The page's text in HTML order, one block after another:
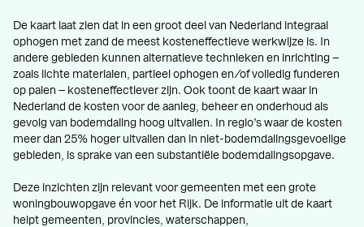
De kaart laat zien dat in een groot deel van Nederland integraal
ophogen met zand de meest kosteneffectieve werkwijze is. In
andere gebieden kunnen alternatieve technieken en inrichting –
zoals lichte materialen, partieel ophogen en/of volledig funderen
op palen – kosteneffectiever zijn. Ook toont de kaart waar in
Nederland de kosten voor de aanleg, beheer en onderhoud als
gevolg van bodemdaling hoog uitvallen. In regio’s waar de kosten
meer dan 25% hoger uitvallen dan in niet-bodemdalingsgevoelige
gebieden, is sprake van een substantiële bodemdalingsopgave.
Deze inzichten zijn relevant voor gemeenten met een grote
woningbouwopgave én voor het Rijk. De informatie uit de kaart
helpt gemeenten, provincies, waterschappen,